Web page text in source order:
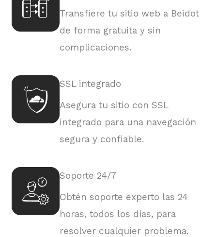
Transfiere tu sitio web a Beidot
de forma gratuita y sin
complicaciones.
SSL integrado
Asegura tu sitio con SSL
integrado para una navegación
segura y confiable.
Soporte 24/7
Obtén soporte experto las 24
horas, todos los días, para
resolver cualquier problema.